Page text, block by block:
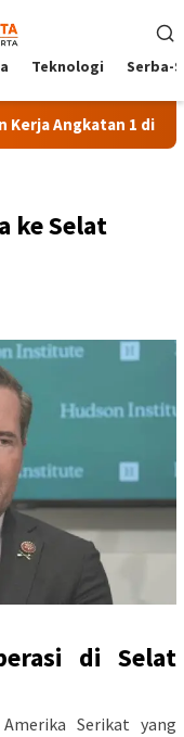
Teknologi Serba-
1 di PPKD
ke Selat
di Selat
Serikat yang